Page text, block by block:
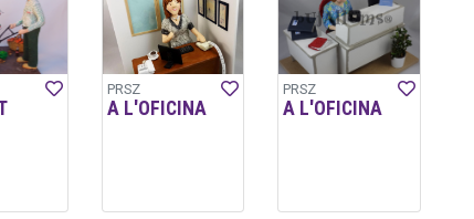
PRSZ
A L'OFICINA
PRSZ
A L'OFICINA